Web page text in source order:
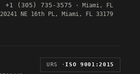
+1 (305) 735-3575 · Miami, FL
20241 NE 16th PL, Miami, FL 33179
ISO 9001:2015
· URS